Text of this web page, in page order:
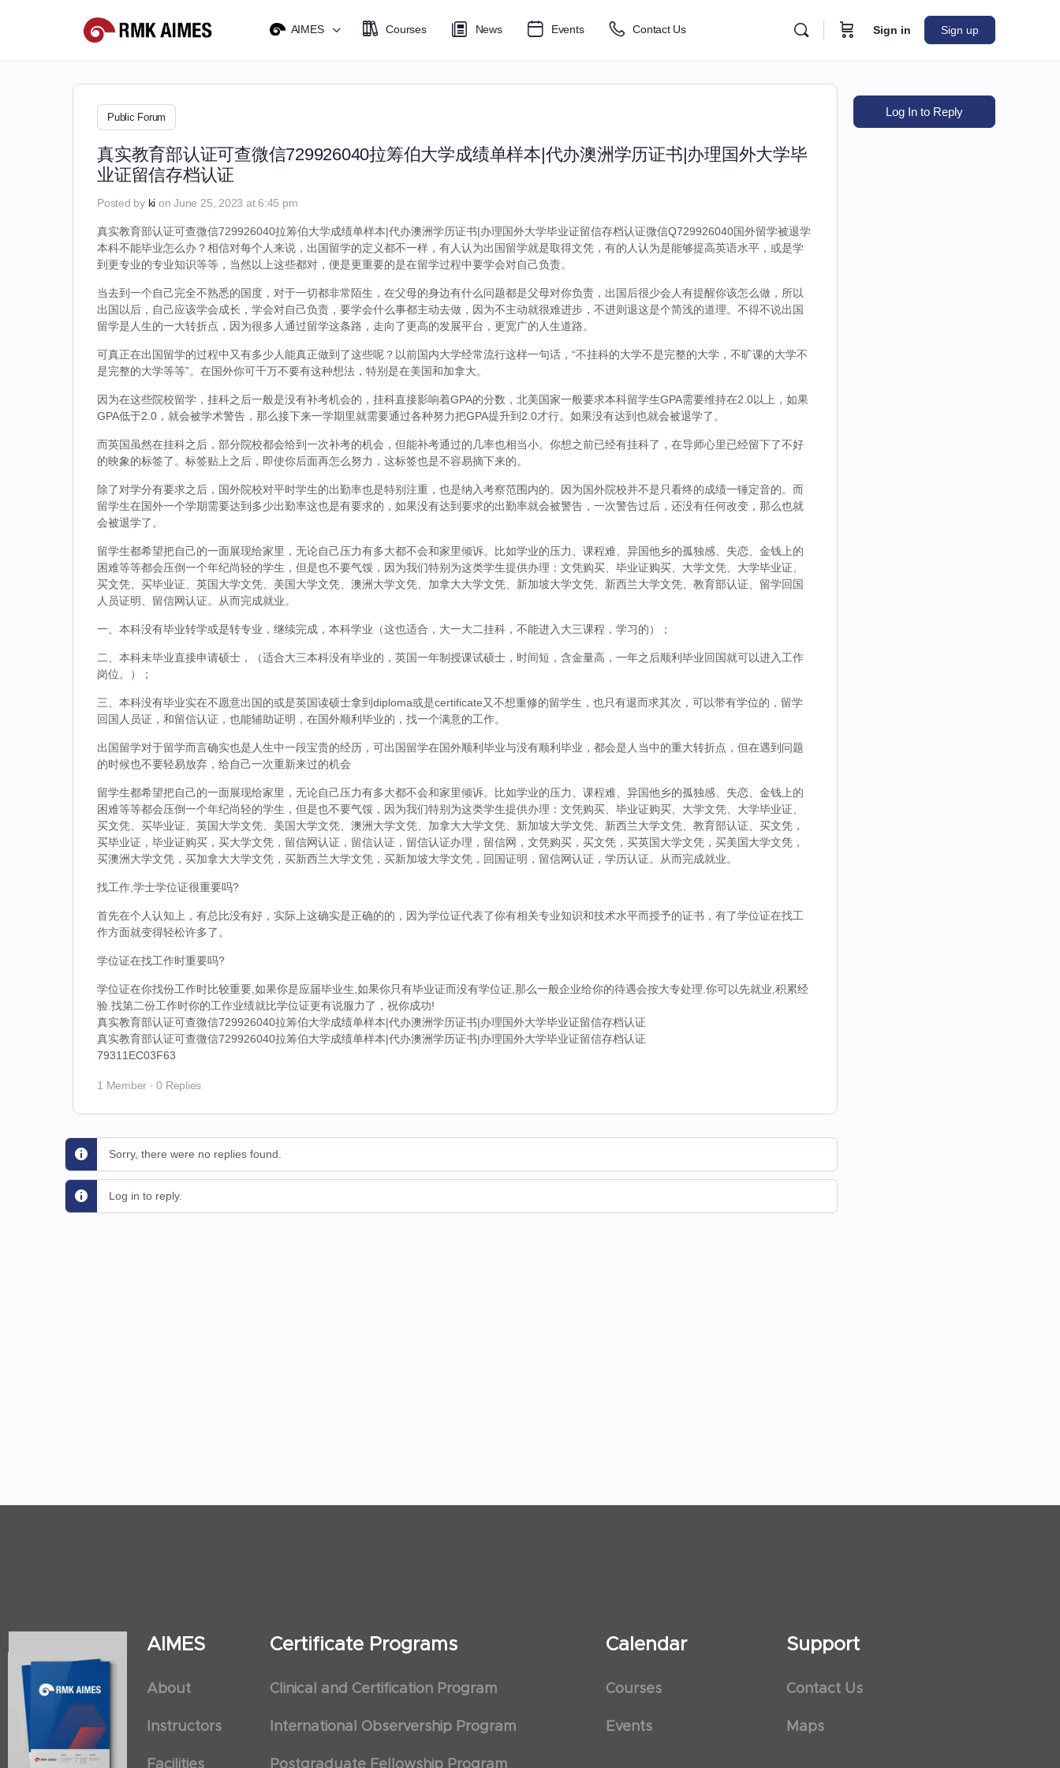
AIMES Courses News Events Contact Us Sign in Sign up
Public Forum
真实教育部认证可查微信729926040拉筹伯大学成绩单样本|代办澳洲学历证书|办理国外大学毕
业证留信存档认证
Posted by ki on June 25, 2023 at 6:45 pm
真实教育部认证可查微信729926040拉筹伯大学成绩单样本|代办澳洲学历证书|办理国外大学毕业证留信存档认证微信Q729926040国外留学被退学
本科不能毕业怎么办？相信对每个人来说，出国留学的定义都不一样，有人认为出国留学就是取得文凭，有的人认为是能够提高英语水平，或是学
到更专业的专业知识等等，当然以上这些都对，便是更重要的是在留学过程中要学会对自己负责。
当去到一个自己完全不熟悉的国度，对于一切都非常陌生，在父母的身边有什么问题都是父母对你负责，出国后很少会人有提醒你该怎么做，所以
出国以后，自己应该学会成长，学会对自己负责，要学会什么事都主动去做，因为不主动就很难进步，不进则退这是个简浅的道理。不得不说出国
留学是人生的一大转折点，因为很多人通过留学这条路，走向了更高的发展平台，更宽广的人生道路。
可真正在出国留学的过程中又有多少人能真正做到了这些呢？以前国内大学经常流行这样一句话，“不挂科的大学不是完整的大学，不旷课的大学不
是完整的大学等等”。在国外你可千万不要有这种想法，特别是在美国和加拿大。
因为在这些院校留学，挂科之后一般是没有补考机会的，挂科直接影响着GPA的分数，北美国家一般要求本科留学生GPA需要维持在2.0以上，如果
GPA低于2.0，就会被学术警告，那么接下来一学期里就需要通过各种努力把GPA提升到2.0才行。如果没有达到也就会被退学了。
而英国虽然在挂科之后，部分院校都会给到一次补考的机会，但能补考通过的几率也相当小。你想之前已经有挂科了，在导师心里已经留下了不好
的映象的标签了。标签贴上之后，即使你后面再怎么努力，这标签也是不容易摘下来的。
除了对学分有要求之后，国外院校对平时学生的出勤率也是特别注重，也是纳入考察范围内的。因为国外院校并不是只看终的成绩一锤定音的。而
留学生在国外一个学期需要达到多少出勤率这也是有要求的，如果没有达到要求的出勤率就会被警告，一次警告过后，还没有任何改变，那么也就
会被退学了。
留学生都希望把自己的一面展现给家里，无论自己压力有多大都不会和家里倾诉。比如学业的压力、课程难、异国他乡的孤独感、失恋、金钱上的
困难等等都会压倒一个年纪尚轻的学生，但是也不要气馁，因为我们特别为这类学生提供办理：文凭购买、毕业证购买、大学文凭、大学毕业证、
买文凭、买毕业证、英国大学文凭、美国大学文凭、澳洲大学文凭、加拿大大学文凭、新加坡大学文凭、新西兰大学文凭、教育部认证、留学回国
人员证明、留信网认证。从而完成就业。
一、本科没有毕业转学或是转专业，继续完成，本科学业（这也适合，大一大二挂科，不能进入大三课程，学习的）；
二、本科未毕业直接申请硕士，（适合大三本科没有毕业的，英国一年制授课试硕士，时间短，含金量高，一年之后顺利毕业回国就可以进入工作
岗位。）；
三、本科没有毕业实在不愿意出国的或是英国读硕士拿到diploma或是certificate又不想重修的留学生，也只有退而求其次，可以带有学位的，留学
回国人员证，和留信认证，也能辅助证明，在国外顺利毕业的，找一个满意的工作。
出国留学对于留学而言确实也是人生中一段宝贵的经历，可出国留学在国外顺利毕业与没有顺利毕业，都会是人当中的重大转折点，但在遇到问题
的时候也不要轻易放弃，给自己一次重新来过的机会
留学生都希望把自己的一面展现给家里，无论自己压力有多大都不会和家里倾诉。比如学业的压力、课程难、异国他乡的孤独感、失恋、金钱上的
困难等等都会压倒一个年纪尚轻的学生，但是也不要气馁，因为我们特别为这类学生提供办理：文凭购买、毕业证购买、大学文凭、大学毕业证、
买文凭、买毕业证、英国大学文凭、美国大学文凭、澳洲大学文凭、加拿大大学文凭、新加坡大学文凭、新西兰大学文凭、教育部认证、买文凭，
买毕业证，毕业证购买，买大学文凭，留信网认证，留信认证，留信认证办理，留信网，文凭购买，买文凭，买英国大学文凭，买美国大学文凭，
买澳洲大学文凭，买加拿大大学文凭，买新西兰大学文凭，买新加坡大学文凭，回国证明，留信网认证，学历认证。从而完成就业。
找工作,学士学位证很重要吗?
首先在个人认知上，有总比没有好，实际上这确实是正确的的，因为学位证代表了你有相关专业知识和技术水平而授予的证书，有了学位证在找工
作方面就变得轻松许多了。
学位证在找工作时重要吗?
学位证在你找份工作时比较重要,如果你是应届毕业生,如果你只有毕业证而没有学位证,那么一般企业给你的待遇会按大专处理.你可以先就业,积累经
验.找第二份工作时你的工作业绩就比学位证更有说服力了，祝你成功!
真实教育部认证可查微信729926040拉筹伯大学成绩单样本|代办澳洲学历证书|办理国外大学毕业证留信存档认证
真实教育部认证可查微信729926040拉筹伯大学成绩单样本|代办澳洲学历证书|办理国外大学毕业证留信存档认证
79311EC03F63
1 Member · 0 Replies
Sorry, there were no replies found.
Log in to reply.
Log In to Reply
AIMES
About
Instructors
Facilities
Certificate Programs
Clinical and Certification Program
International Observership Program
Postgraduate Fellowship Program
Calendar
Courses
Events
Support
Contact Us
Maps